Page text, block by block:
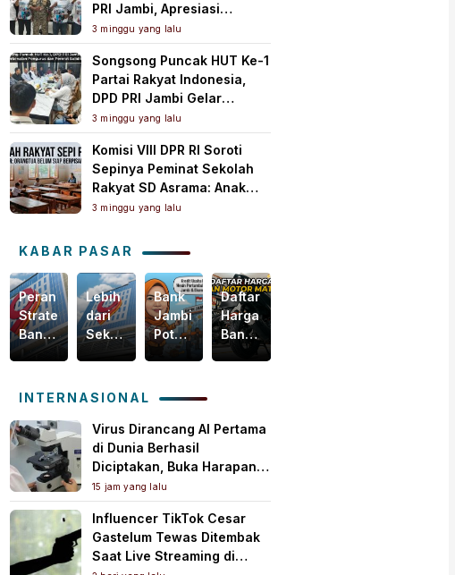
PRI Jambi, Apresiasi
Kesiapan dan Dukung Asta
Cita Presiden
3 minggu yang lalu
Songsong Puncak HUT Ke-1
Partai Rakyat Indonesia,
DPD PRI Jambi Gelar
Perkenalan Pengurus dan
Pererat Soliditas
3 minggu yang lalu
Komisi VIII DPR RI Soroti
Sepinya Peminat Sekolah
Rakyat SD Asrama: Anak
Masih Butuh Dekat Orang
3 minggu yang lalu
KABAR PASAR
Peran
Strategis
Bank
Jambi
Mengakselerasi
Daerah
Lebih
dari
Sekadar
Bisnis,
Intip
Bank
Jambi
Menebar
Kebaikan
untuk
Masyarakat!
Bank
Jambi
Potensial
Garap
Mesin
Baru
Pertumbuhan
Ekonomi
Daerah
Daftar
Harga
Ban
Motor
Rp150
INTERNASIONAL
Virus Dirancang AI Pertama
di Dunia Berhasil
Diciptakan, Buka Harapan
Pengobatan Baru Sekaligus
Picu Kekhawatiran
15 jam yang lalu
Influencer TikTok Cesar
Gastelum Tewas Ditembak
Saat Live Streaming di